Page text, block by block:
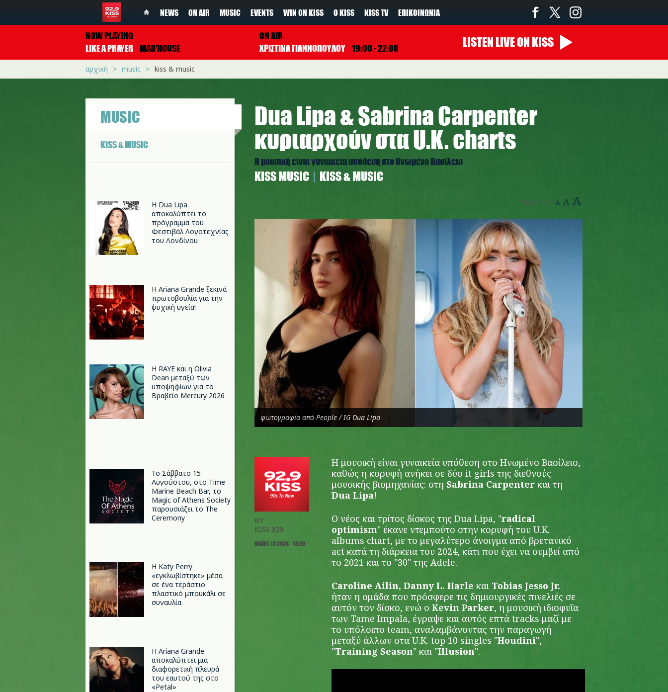
NEWS ON AIR MUSIC EVENTS WIN ON KISS Ο KISS KISS TV ΕΠΙΚΟΙΝΩΝΊΑ
NOW PLAYING
LIKE A PRAYER
MAD'HOUSE
ON AIR
ΧΡΙΣΤΙΝΑ ΓΙΑΝΝΟΠΟΥΛΟΥ 19:00 - 22:00 LISTEN LIVEON KISS
αρχική music kiss & music
MUSIC
KISS & MUSIC
Η Dua Lipa
αποκαλύπτει το
πρόγραμμα του
Φεστιβάλ Λογοτεχνίας
του Λονδίνου
Η Ariana Grande ξεκινά
πρωτοβουλία για την
ψυχική υγεία!
Η RAYE και η Olivia
Dean μεταξύ των
υποψηφίων για το
Βραβείο Mercury 2026
Το Σάββατο 15
Αυγούστου, στο Time
Marine Beach Bar, το
Magic of Athens Society
παρουσιάζει το The
Ceremony
H Katy Perry
«εγκλωβίστηκε» μέσα
σε ένα τεράστιο
πλαστικό μπουκάλι σε
συναυλία
Η Ariana Grande
αποκαλύπτει μια
διαφορετική πλευρά
του εαυτού της στο
«Petal»
Dua Lipa & Sabrina Carpenter
κυριαρχούν στα U.K. charts
Η μουσική είναι γυναικεία υπόθεση στο Ηνωμένο Βασίλειο
ΚISS MUSIC KISS & MUSIC
Text Size: A A A
site.jpg
φωτογραφία από People / IG Dua Lipa
BY
KISS 929
ΜΆΙΟΣ 13 2024 - 13:20
Η μουσική είναι γυναικεία υπόθεση στο Ηνωμένο Βασίλειο,
καθώς η κορυφή ανήκει σε δύο it girls της διεθνούς
μουσικής βιομηχανίας: στη Sabrina Carpenter και τη
Dua Lipa!
Ο νέος και τρίτος δίσκος της Dua Lipa, "radical
optimism" έκανε ντεμπούτο στην κορυφή του U.K.
albums chart, με το μεγαλύτερο άνοιγμα από βρετανικό
act κατά τη διάρκεια του 2024, κάτι που έχει να συμβεί από
το 2021 και το "30" της Adele.
Caroline Ailin, Danny L. Harle και Tobias Jesso Jr.
ήταν η ομάδα που πρόσφερε τις δημιουργικές πινελιές σε
αυτόν τον δίσκο, ενώ ο Kevin Parker, η μουσική ιδιοφυΐα
των Tame Impala, έγραψε και αυτός επτά tracks μαζί με
το υπόλοιπο team, αναλαμβάνοντας την παραγωγή
μεταξύ άλλων στα U.K. top 10 singles "Houdini",
"Training Season" και "Illusion".